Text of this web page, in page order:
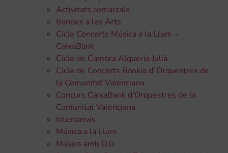
Activitats comarcals
Bandes a les Arts
Cicle Concerts Música a la Llum –
CaixaBank
Cicle de Cambra Alqueria Julià
Cicle de Concerts Bankia d´Orquestres de
la Comunitat Valenciana
Concurs CaixaBank d'Orquestres de la
Comunitat Valenciana
Intercanvis
Música a la Llum
Músics amb D.O.